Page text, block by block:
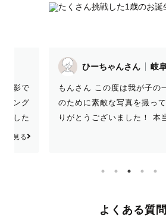
ひーちゃんさん 岐阜県
さん この度は我が子の一歳誕生日
めに素敵な写真を撮って頂き誠にあ
とうございました！ 本当に楽しい
となりました。家族の思い出が増え
よくある質問